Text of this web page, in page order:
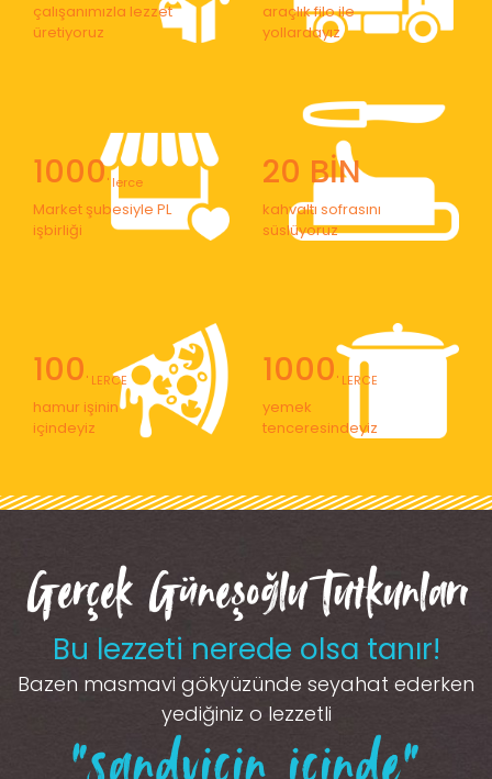
çalışanımızla lezzet
üretiyoruz
araçlık filo ile
yollardayız
1000' lerce
Market şubesiyle PL
işbirliği
20 BİN
kahvaltı sofrasını
süslüyoruz
100' LERCE
hamur işinin
içindeyiz
1000' LERCE
yemek
tenceresindeyiz
Gerçek Güneşoğlu Tutkunları
Bu lezzeti nerede olsa tanır!
Bazen masmavi gökyüzünde seyahat ederken
yediğiniz o lezzetli